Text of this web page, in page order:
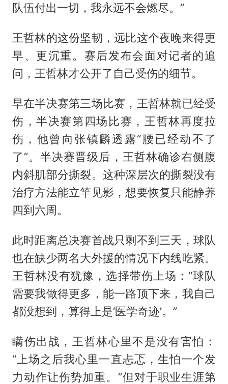
队伍付出一切，我永远不会燃尽。”
王哲林的这份坚韧，远比这个夜晚来得更
早、更沉重。赛后发布会面对记者的追
问，王哲林才公开了自己受伤的细节。
早在半决赛第三场比赛，王哲林就已经受
伤，半决赛第四场比赛，王哲林再度拉
伤，他曾向张镇麟透露“腰已经动不了
了”。半决赛晋级后，王哲林确诊右侧腹
内斜肌部分撕裂。这种深层次的撕裂没有
治疗方法能立竿见影，想要恢复只能静养
四到六周。
此时距离总决赛首战只剩不到三天，球队
也在缺少两名大外援的情况下内线吃紧。
王哲林没有犹豫，选择带伤上场：“球队
需要我做得更多，能一路顶下来，我自己
都没想到，算得上是‘医学奇迹’。”
瞒伤出战，王哲林心里不是没有害怕：
“上场之后我心里一直忐忑，生怕一个发
力动作让伤势加重。”但对于职业生涯第